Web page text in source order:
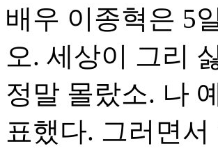
배우 이종혁은 5
오. 세상이 그리
정말 몰랐소. 나
표했다. 그러면